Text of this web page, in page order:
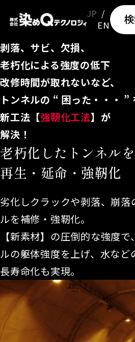
JP
EN
剥落、サビ、欠損、
老朽化による強度の低下
改修時間が取れないなど、
トンネルの “ 困った・・・ ”
新工法【強靭化工法】が
解決！
老朽化したトンネルを
再生・延命・強靭化
劣化しクラックや剥落、崩
ルを補修・強靭化。
【新素材】の圧倒的な強度
ルの躯体強度を上げ、水など
長寿命化も実現。